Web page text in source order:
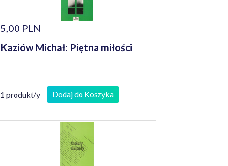
5,00 PLN
Kaziów Michał: Piętna miłości
1 produkt/y Dodaj do Koszyka